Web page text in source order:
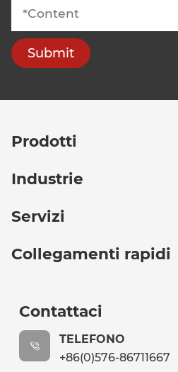
Submit
Prodotti
Industrie
Servizi
Collegamenti rapidi
Contattaci
TELEFONO
+86(0)576-86711667